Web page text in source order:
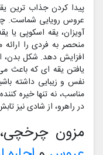
پیدا کردن جذاب ترین
آویزان، یقه اسکوپی یا
منحصر به فردی را
افزایش دهد. شکل بدن،
یافتن یقه ای که باعث
نفس و زیبایی داشته
مناسب، نه تنها خیره
در راهرو، از شادی نیز
مزون چرخچی،